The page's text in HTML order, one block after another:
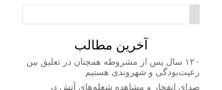
آخرین مطالب
۱۲۰ سال پس از مشروطه همچنان در تعلیق بین
رعیت‌بودگی و شهروندی هستیم
صدای انفجار و مشاهده شعله‌های آتش در